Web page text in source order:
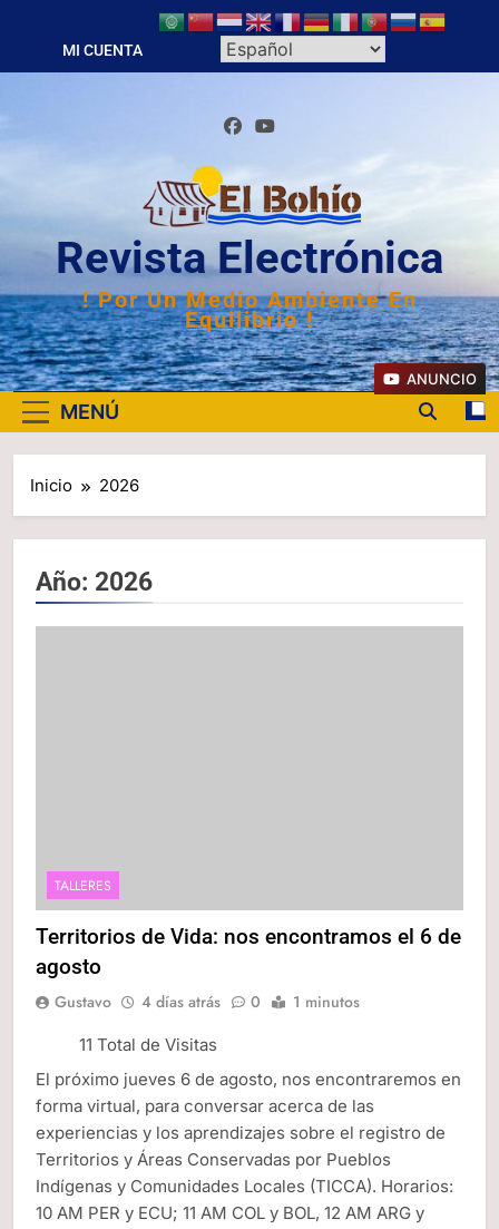
contenido
MI CUENTA
Revista Electrónica
! Por Un Medio Ambiente En
Equilibrio !
MENÚ
ANUNCIO
Inicio 2026
Año: 2026
TALLERES
Territorios de Vida: nos encontramos el 6 de
agosto
Gustavo 4 días atrás 0 1 minutos
11 Total de Visitas
El próximo jueves 6 de agosto, nos encontraremos en
forma virtual, para conversar acerca de las
experiencias y los aprendizajes sobre el registro de
Territorios y Áreas Conservadas por Pueblos
Indígenas y Comunidades Locales (TICCA). Horarios:
10 AM PER y ECU; 11 AM COL y BOL, 12 AM ARG y